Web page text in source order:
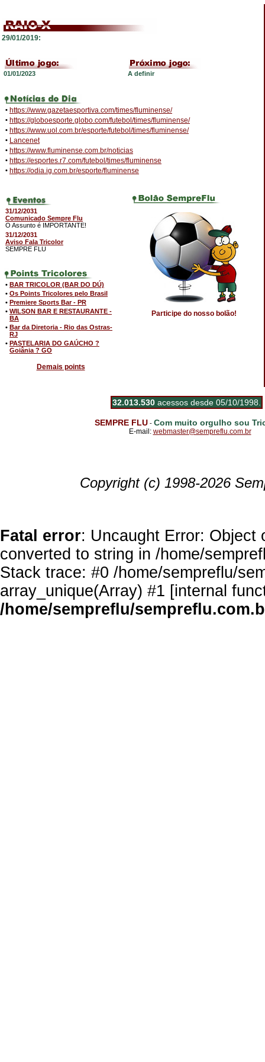
29/01/2019:
01/01/2023 A definir
• https://www.gazetaesportiva.com/times/fluminense/
• https://globoesporte.globo.com/futebol/times/fluminense/
• https://www.uol.com.br/esporte/futebol/times/fluminense/
• Lancenet
• https://www.fluminense.com.br/noticias
• https://esportes.r7.com/futebol/times/fluminense
• https://odia.ig.com.br/esporte/fluminense
31/12/2031
Comunicado Sempre Flu
O Assunto é IMPORTANTE!
31/12/2031
Aviso Fala Tricolor
SEMPRE FLU
• BAR TRICOLOR (BAR DO DÚ)
• Os Points Tricolores pelo Brasil
• Premiere Sports Bar - PR
• WILSON BAR E RESTAURANTE -
BA
• Bar da Diretoria - Rio das Ostras-
RJ
• PASTELARIA DO GAÚCHO ?
Goiânia ? GO
Demais points
Participe do nosso bolão!
32.013.530 acessos desde 05/10/1998.
SEMPRE FLU- Com muito orgulho sou
E-mail: webmaster@sempreflu.com.br
Copyright (c) 1998-2026
Fatal error: Uncaught Error: Object
converted to string in /home/
Stack trace: #0 /home/sempreflu/
array_unique(Array) #1 [internal
/home/sempreflu/